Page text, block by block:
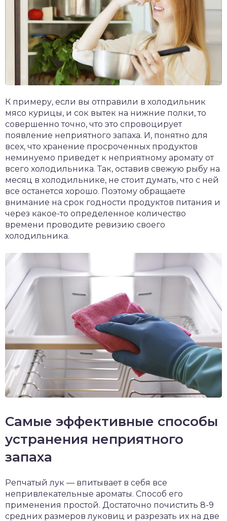
К примеру, если вы отправили в холодильник
мясо курицы, и сок вытек на нижние полки, то
совершенно точно, что это спровоцирует
появление неприятного запаха. И, понятно для
всех, что хранение просроченных продуктов
неминуемо приведет к неприятному аромату от
всего холодильника. Так, оставив свежую рыбу на
месяц в холодильнике, не стоит думать, что с ней
все останется хорошо. Поэтому обращаете
внимание на срок годности продуктов питания и
через какое-то определенное количество
времени проводите ревизию своего
холодильника.
Самые эффективные способы
устранения неприятного
запаха
Репчатый лук — впитывает в себя все
непривлекательные ароматы. Способ его
применения простой. Достаточно почистить 8-9
средних размеров луковиц и разрезать их на две